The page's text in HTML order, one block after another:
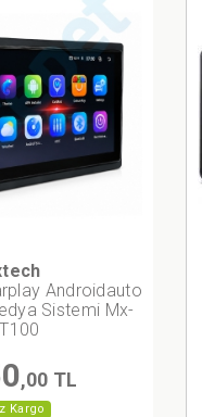
Kargo
Androidauto
Sistemi Mx-
,00 TL